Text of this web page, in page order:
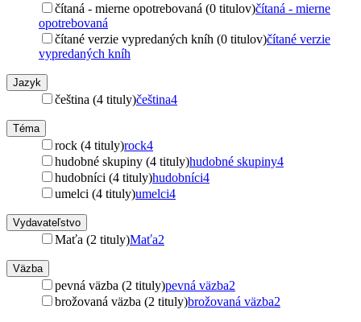
čítaná - mierne opotrebovaná (0 titulov)čítaná - mierne
opotrebovaná
čítané verzie vypredaných kníh (0 titulov)čítané verzie
vypredaných kníh
Jazyk
čeština (4 tituly)čeština4
Téma
rock (4 tituly)rock4
hudobné skupiny (4 tituly)hudobné skupiny4
hudobníci (4 tituly)hudobníci4
umelci (4 tituly)umelci4
Vydavateľstvo
Maťa (2 tituly)Maťa2
Väzba
pevná väzba (2 tituly)pevná väzba2
brožovaná väzba (2 tituly)brožovaná väzba2